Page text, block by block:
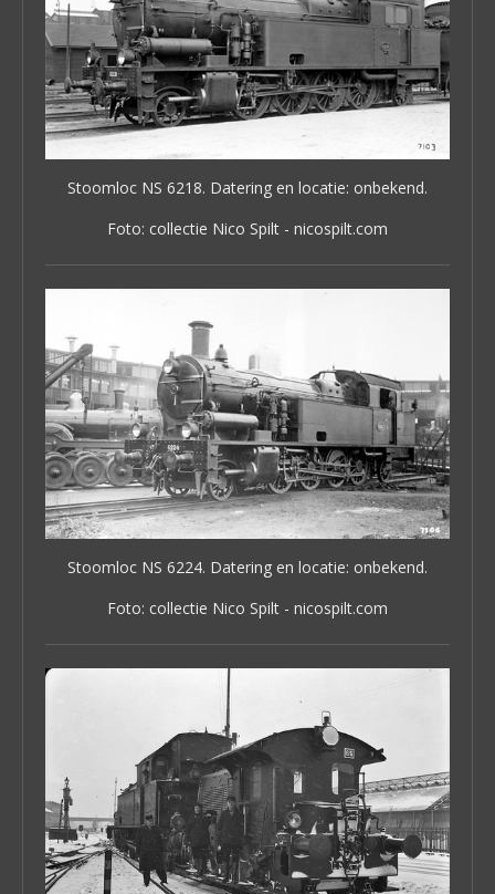
Stoomloc NS 6218. Datering en locatie: onbekend.
Foto: collectie Nico Spilt - nicospilt.com
Stoomloc NS 6224. Datering en locatie: onbekend.
Foto: collectie Nico Spilt - nicospilt.com